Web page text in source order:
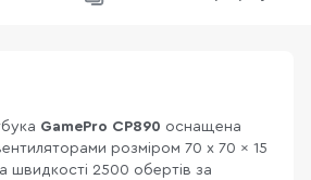
GamePro CP890 оснащена
розміром 70 x 70 x 15
швидкості 2500 обертів за